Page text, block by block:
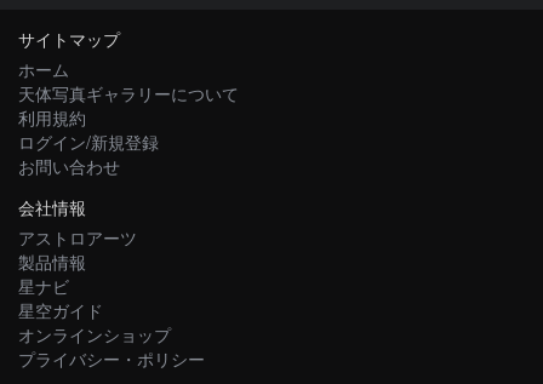
サイトマップ
ホーム
天体写真ギャラリーについて
利用規約
ログイン/新規登録
お問い合わせ
会社情報
アストロアーツ
製品情報
星ナビ
星空ガイド
オンラインショップ
プライバシー・ポリシー